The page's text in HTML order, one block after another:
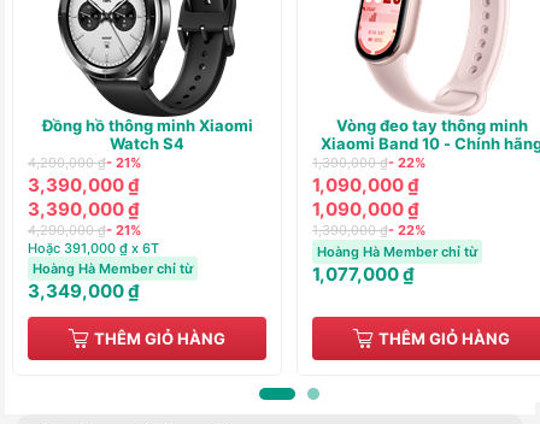
Đồng hồ thông minh Xiaomi
Watch S4
4,290,000 ₫- 21%
3,390,000 ₫
3,390,000 ₫
4,290,000 ₫- 21%
Hoặc 391,000 ₫ x 6T
Hoàng Hà Member chỉ từ
3,349,000 ₫
THÊM GIỎ HÀNG
Vòng đeo tay thông minh
Xiaomi Band 10 - Chính
1,390,000 ₫- 22%
1,090,000 ₫
1,090,000 ₫
1,390,000 ₫- 22%
Hoàng Hà Member chỉ từ
1,077,000 ₫
THÊM GIỎ HÀNG